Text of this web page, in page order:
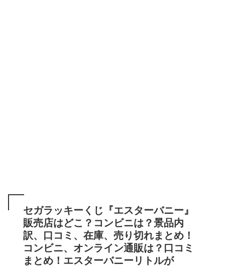
セガラッキーくじ『エスターバニー』
販売店はどこ？コンビニは？景品内
訳、口コミ、在庫、売り切れまとめ！
コンビニ、オンライン通販は？口コミ
まとめ！エスターバニーリトルが